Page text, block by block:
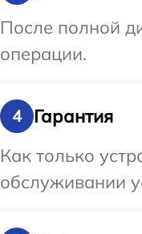
После полной
операции.
4
Гарантия
Как только
обслуживании